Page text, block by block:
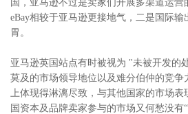
国，亚马逊不过是卖家们开展多渠道运
eBay相较于亚马逊更接地气，二是国际
胃。
亚马逊英国站点有时被视为 "未被开发的
莫及的市场领导地位以及难分伯仲的竞争
上体现得淋漓尽致，与其他国家的市场表
国资本及品牌卖家参与的市场又何愁没有